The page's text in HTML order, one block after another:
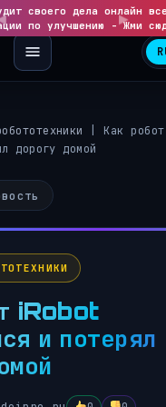
своего дела онлайн
по улучшению - Жми
Как
дорогу домой
iRobot
и потерял